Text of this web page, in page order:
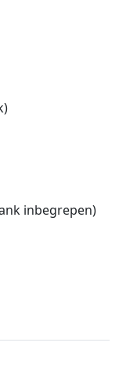
inbegrepen)